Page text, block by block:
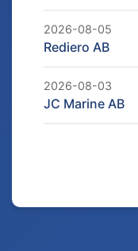
2026-08-05
Rediero AB
2026-08-03
JC Marine AB